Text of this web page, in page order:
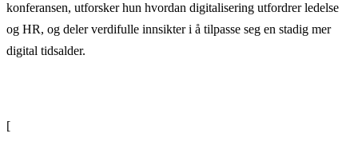
konferansen, utforsker hun hvordan digitalisering utfordrer ledelse
og HR, og deler verdifulle innsikter i å tilpasse seg en stadig mer
digital tidsalder.
[